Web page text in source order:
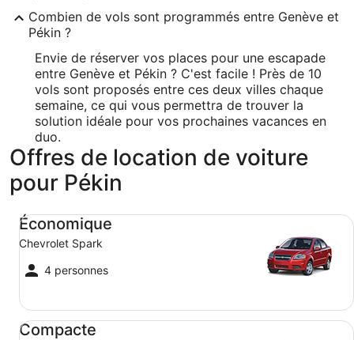
Combien de vols sont programmés entre Genève et
Pékin ?
Envie de réserver vos places pour une escapade
entre Genève et Pékin ? C'est facile ! Près de 10
vols sont proposés entre ces deux villes chaque
semaine, ce qui vous permettra de trouver la
solution idéale pour vos prochaines vacances en
duo.
Offres de location de voiture
pour Pékin
Économique
Chevrolet Spark
4 personnes
Économique Chevrolet Spark
Compacte
Compacte Ford Focus